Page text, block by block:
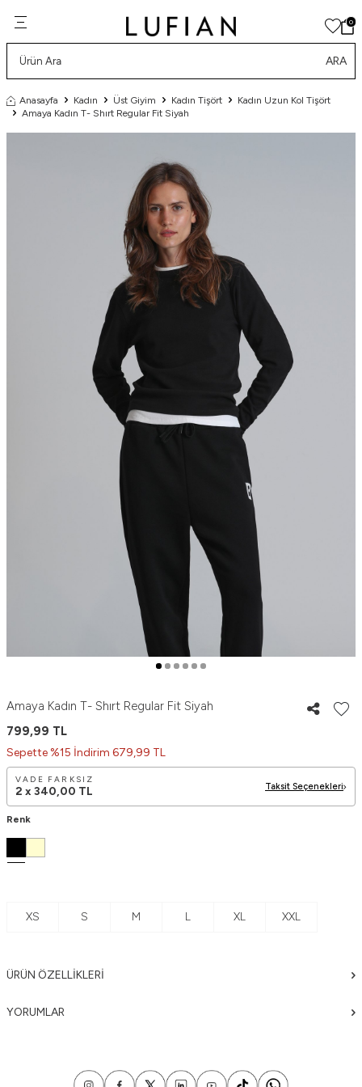
0
ARA
Anasayfa Kadın Üst Giyim Kadın Tişört
Kadın Uzun Kol Tişört
Amaya Kadın T- Shırt Regular Fit Siyah
Amaya Kadın T- Shırt Regular Fit Siyah
799,99 TL
Sepette %15 İndirim 679,99 TL
VADE FARKSIZ
2 x 340,00 TL Taksit Seçenekleri
Renk
XS S M L XL XXL
ÜRÜN ÖZELLIKLERI
YORUMLAR